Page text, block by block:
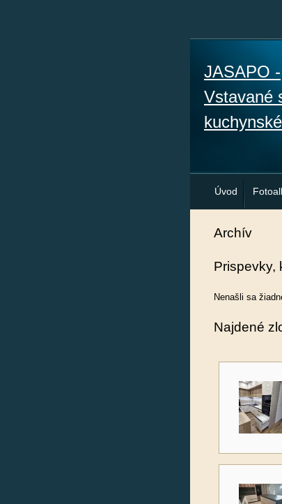
JASAPO -
Vstavané
Úvod
Archív
Prispevky,
Nenašli sa
Najdené